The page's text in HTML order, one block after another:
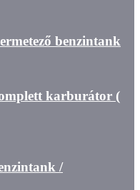
benzintank
karburátor (
/